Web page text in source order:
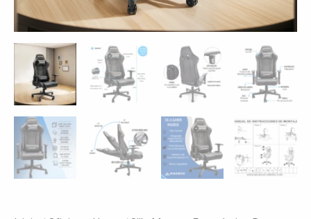
Cuero
Negro
Con
Brazos
3D
cantidad